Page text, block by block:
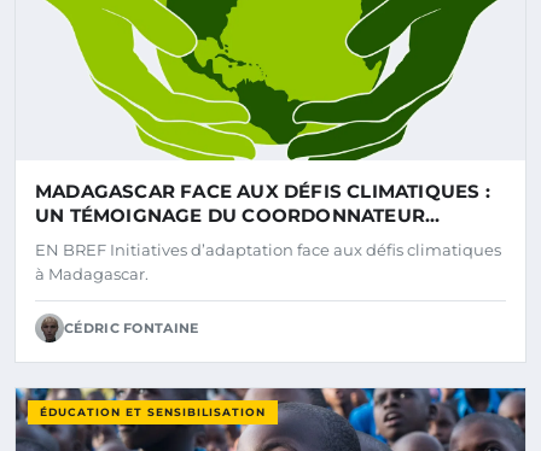
MADAGASCAR FACE AUX DÉFIS CLIMATIQUES :
UN TÉMOIGNAGE DU COORDONNATEUR
RÉSIDENT SUR LES INITIATIVES D’ADAPTATION
EN BREF Initiatives d’adaptation face aux défis climatiques
à Madagascar.
CÉDRIC FONTAINE
ÉDUCATION ET SENSIBILISATION